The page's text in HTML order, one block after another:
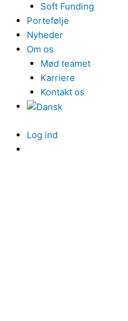
Soft Funding
Portefølje
Nyheder
Om os
Mød teamet
Karriere
Kontakt os
Log ind